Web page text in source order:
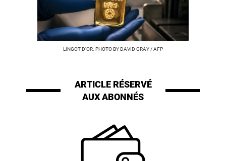
LINGOT D'OR. PHOTO BY DAVID GRAY / AFP
ARTICLE RÉSERVÉ
AUX ABONNÉS